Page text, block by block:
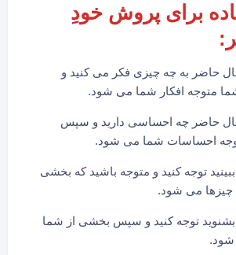
برای پروش خودِ
حاضر به چه چیزی فکر می کنید و
متوجه افکار شما می شود.
حال حاضر چه احساسی دارید و سپس
احساسات شما می شود.
ببینید توجه کنید و متوجه باشید که بخشی
چیزها می شود.
بشنوید توجه کنید و سپس بخشی از شما
شود.